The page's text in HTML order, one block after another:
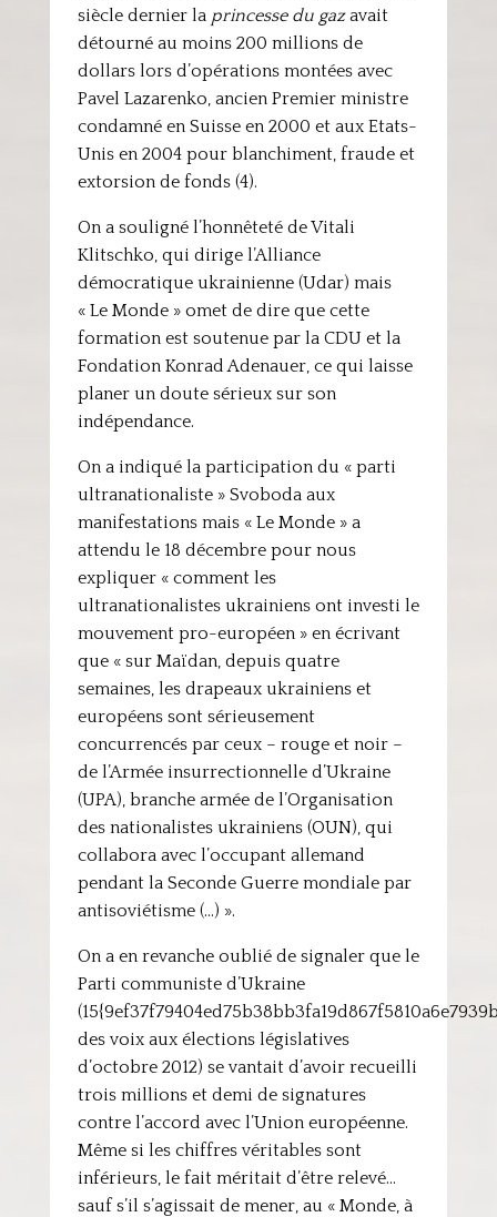
siècle dernier la princesse du gazavait
détourné au moins 200 millions de
dollars lors d’opérations montées avec
Pavel Lazarenko, ancien Premier ministre
condamné en Suisse en 2000 et aux Etats-
Unis en 2004 pour blanchiment, fraude et
extorsion de fonds (4).
On a souligné l’honnêteté de Vitali
Klitschko, qui dirige l’Alliance
démocratique ukrainienne (Udar) mais
« Le Monde » omet de dire que cette
formation est soutenue par la CDU et la
Fondation Konrad Adenauer, ce qui laisse
planer un doute sérieux sur son
indépendance.
On a indiqué la participation du « parti
ultranationaliste » Svoboda aux
manifestations mais « Le Monde » a
attendu le 18 décembre pour nous
expliquer « comment les
ultranationalistes ukrainiens ont investi le
mouvement pro-européen » en écrivant
que « sur Maïdan, depuis quatre
semaines, les drapeaux ukrainiens et
européens sont sérieusement
concurrencés par ceux – rouge et noir –
de l’Armée insurrectionnelle d’Ukraine
(UPA), branche armée de l’Organisation
des nationalistes ukrainiens (OUN), qui
collabora avec l’occupant allemand
pendant la Seconde Guerre mondiale par
antisoviétisme (…) ».
On a en revanche oublié de signaler que le
Parti communiste d’Ukraine
des voix aux élections législatives
d’octobre 2012) se vantait d’avoir recueilli
trois millions et demi de signatures
contre l’accord avec l’Union européenne.
Même si les chiffres véritables sont
inférieurs, le fait méritait d’être relevé…
sauf s’il s’agissait de mener, au « Monde, à